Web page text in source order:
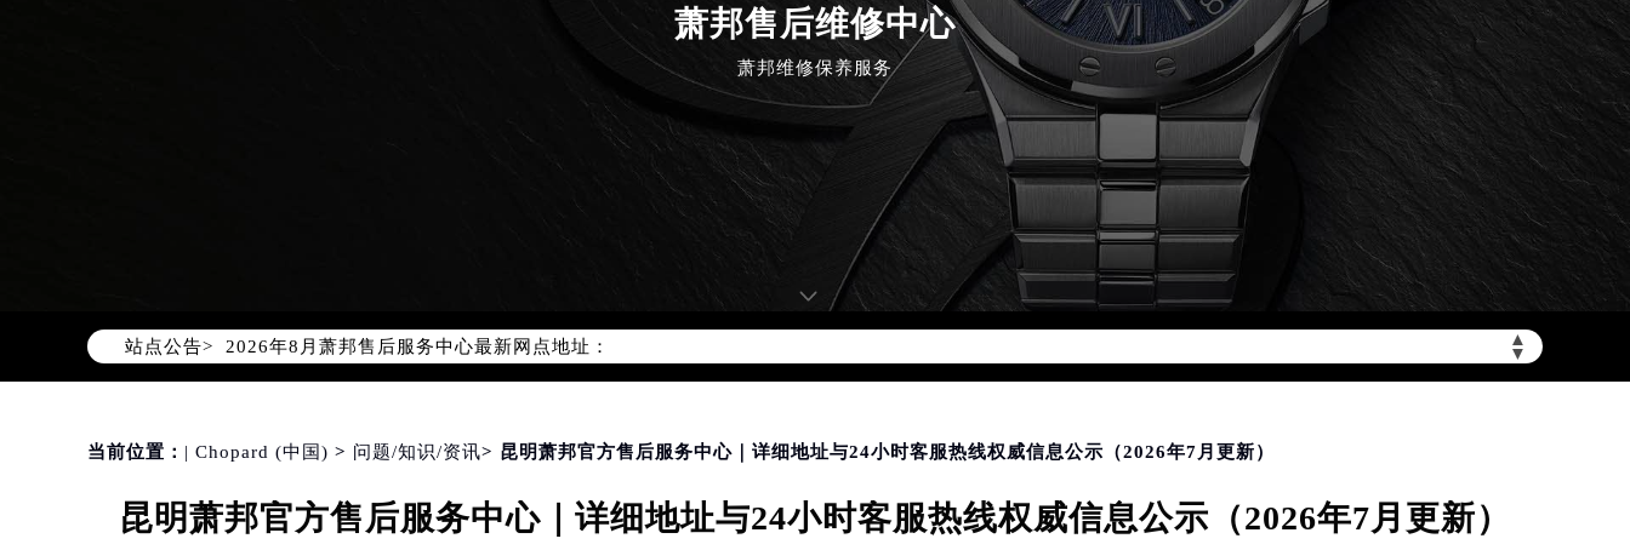
萧邦售后维修中心
萧邦维修保养服务
站点公告> ▲
▼
萧邦官方全国统一服务热线400-885-0231，服务覆盖中国大陆、香港、澳门、台湾全部区域（非大陆需加拨“+86”）
北京市朝阳区建国门外大街甲6号华熙国际中心写字楼D座11层1102室（北京总部）（需提前预约）
北京市东城区东长安街1号东方广场写字楼W3座6层602室（需提前预约）
上海市徐汇区虹桥路3号港汇中心写字楼2座37层3705室（需提前预约）
南京市秦淮区中山南路1号（新街口）南京中心写字楼22层C1-1室（需提前预约）
当前位置： | Chopard (中国) > 问题/知识/资讯> 昆明萧邦官方售后服务中心｜详细地址与24小时客服热线权威信息公示（2026年7月更新）
昆明萧邦官方售后服务中心｜详细地址与24小时客服热线权威信息公示（2026年7月更新）